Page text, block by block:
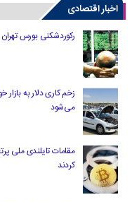
اخبار اقتصادی
رکوردشکنی بورس تهران امروز ۱۲ مهر ۱۴۰۴| بازار
زخم کاری دلار به
می‌شود
کردند